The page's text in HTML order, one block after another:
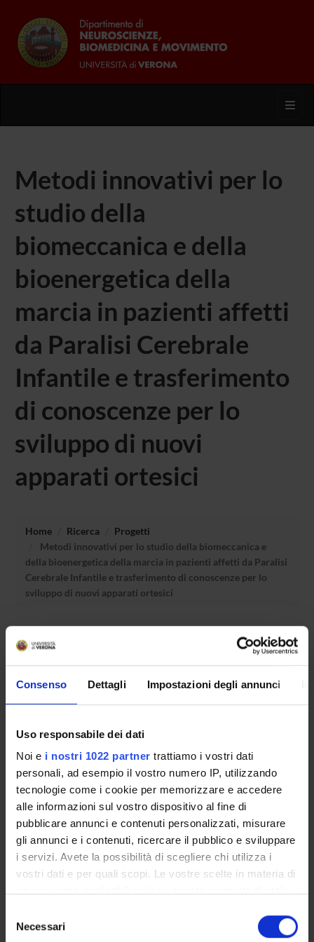
Consenso Dettagli Impostazioni degli annunci
Uso responsabile dei dati
Noi e i nostri 1022 partner trattiamo i vostri dati
personali, ad esempio il vostro numero IP, utilizzando
tecnologie come i cookie per memorizzare e accedere
alle informazioni sul vostro dispositivo al fine di
pubblicare annunci e contenuti personalizzati, misurare
gli annunci e i contenuti, ricercare il pubblico e sviluppare
i servizi. Avete la possibilità di scegliere chi utilizza i
vostri dati e per quali scopi. Le vostre scelte in materia di
modificare o revocare il proprio consenso in qualsiasi
delNecessari
Metodi innovativi per lo
studio della
biomeccanica e della
bioenergetica della
marcia in pazienti affetti
da Paralisi Cerebrale
Infantile e trasferimento
di conoscenze per lo
sviluppo di nuovi
apparati ortesici
Home Ricerca
Progetti
Metodi innovativi per lo studio della biomeccanica e
della bioenergetica della marcia in pazienti affetti da Paralisi
Cerebrale Infantile e trasferimento di conoscenze per lo
sviluppo di nuovi apparati ortesici
1 gennaio 2008
12
SEZIONI
Scienze Motorie
ATTIVITÀ
GRUPPI DI RICERCA
SEZIONI